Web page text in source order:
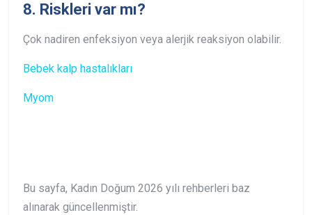
8. Riskleri var mı?
Çok nadiren enfeksiyon veya alerjik reaksiyon olabilir.
Bebek kalp hastalıkları
Myom
Bu sayfa, Kadın Doğum 2026 yılı rehberleri baz
alınarak güncellenmiştir.